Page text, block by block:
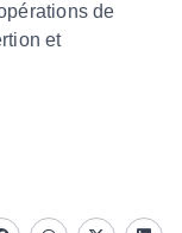
de
et